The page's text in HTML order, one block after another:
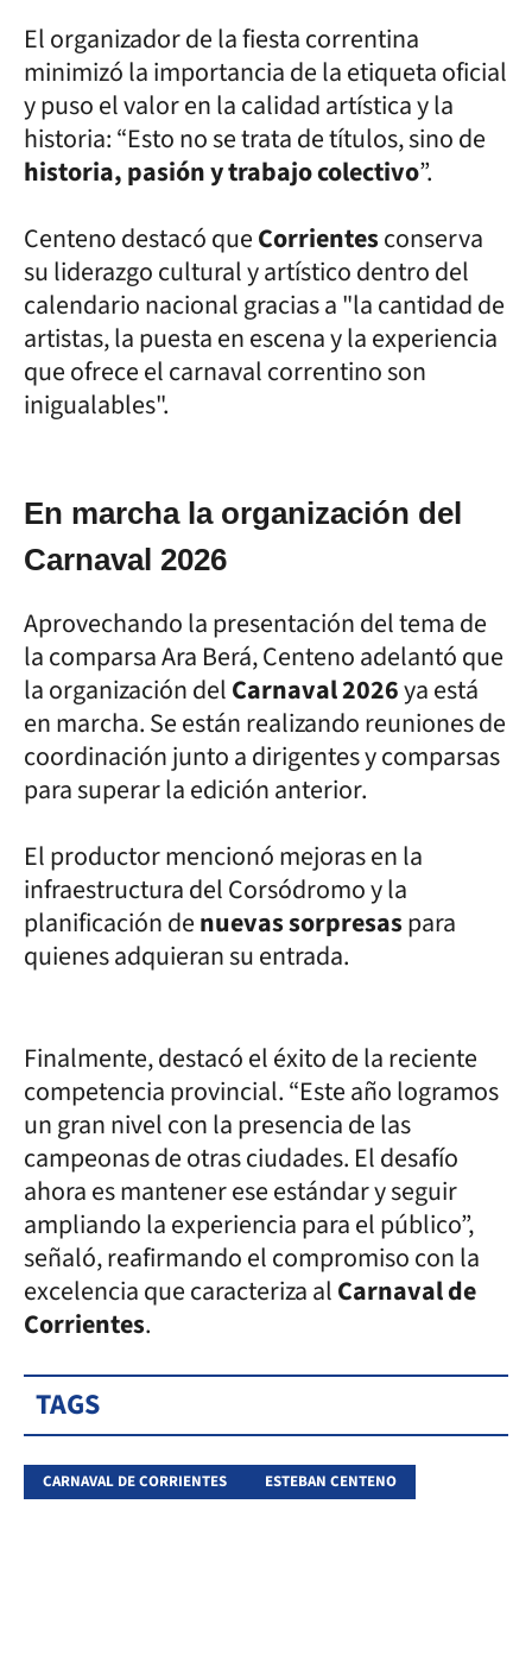
El organizador de la fiesta correntina
minimizó la importancia de la etiqueta oficial
y puso el valor en la calidad artística y la
historia: “Esto no se trata de títulos, sino de
historia, pasión y trabajo colectivo”.
Centeno destacó queCorrientesconserva
su liderazgo cultural y artístico dentro del
calendario nacional gracias a "la cantidad de
artistas, la puesta en escena y la experiencia
que ofrece el carnaval correntino son
inigualables".
En marcha la organización del
Carnaval 2026
Aprovechando la presentación del tema de
la comparsa Ara Berá, Centeno adelantó que
la organización delCarnaval 2026ya está
en marcha. Se están realizando reuniones de
coordinación junto a dirigentes y comparsas
para superar la edición anterior.
El productor mencionó mejoras en la
infraestructura del Corsódromo y la
planificación denuevas sorpresaspara
quienes adquieran su entrada.
Finalmente, destacó el éxito de la reciente
competencia provincial. “Este año logramos
un gran nivel con la presencia de las
campeonas de otras ciudades. El desafío
ahora es mantener ese estándar y seguir
ampliando la experiencia para el público”,
señaló, reafirmando el compromiso con la
excelencia que caracteriza alCarnaval de
Corrientes.
TAGS
CARNAVAL DE CORRIENTES ESTEBAN CENTENO